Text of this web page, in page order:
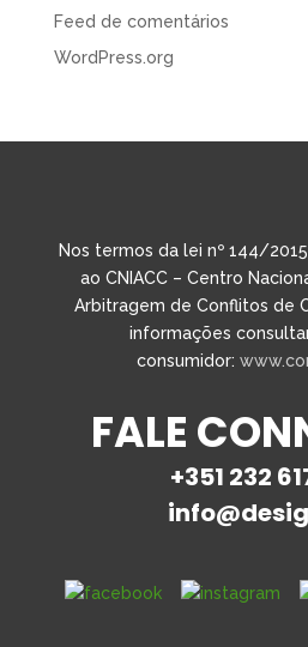
Feed de comentários
WordPress.org
Nos termos da lei nº 144/
ao CNIACC – Centro
Arbitragem de Conflitos de
informações
consumidor:
FALE
+351 232